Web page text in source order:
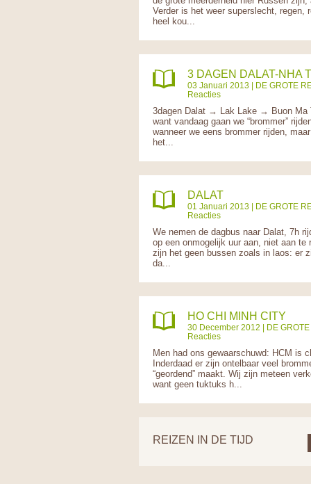
Verder is het weer superslecht, regen,
heel kou...
3 DAGEN DALAT-NHA
03 Januari 2013 | DE GROTE
Reacties
3dagen Dalat → Lak Lake → Buon Ma
want vandaag gaan we “brommer”
wanneer we eens brommer rijden,
het...
DALAT
01 Januari 2013 | DE GROTE
Reacties
We nemen de dagbus naar Dalat, 7h
op een onmogelijk uur aan, niet aan te
zijn het geen bussen zoals in laos: er
da...
HO CHI MINH CITY
30 December 2012 | DE
Reacties
Men had ons gewaarschuwd: HCM is
Inderdaad er zijn ontelbaar veel
“geordend” maakt. Wij zijn meteen
want geen tuktuks h...
REIZEN IN DE TIJD